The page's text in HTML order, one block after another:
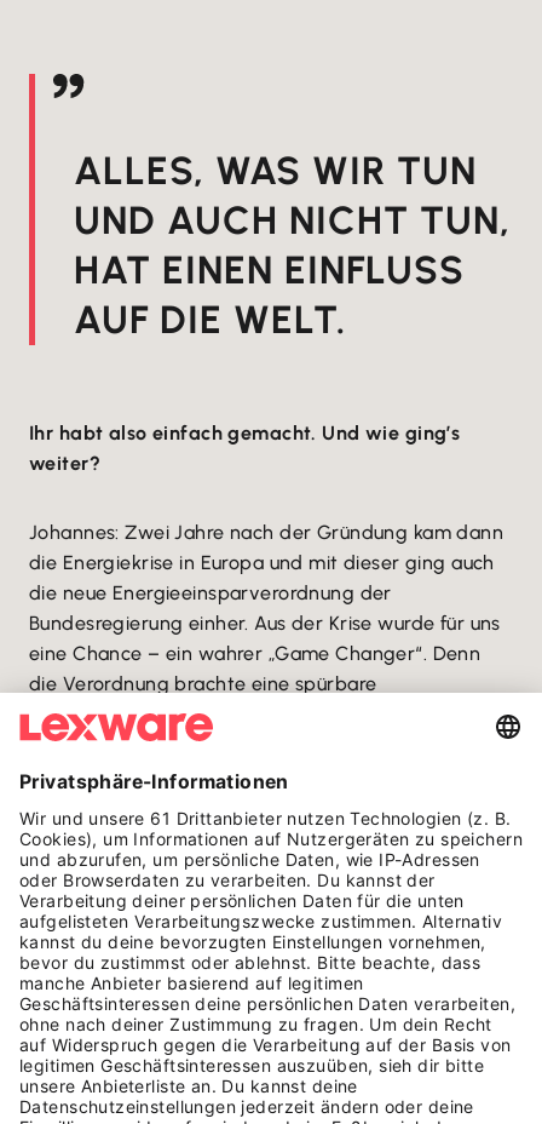
ALLES, WAS WIR TUN
UND AUCH NICHT TUN,
HAT EINEN EINFLUSS
AUF DIE WELT.
Ihr habt also einfach gemacht. Und wie ging’s
weiter?
Johannes: Zwei Jahre nach der Gründung kam dann
die Energiekrise in Europa und mit dieser ging auch
die neue Energieeinsparverordnung der
Bundesregierung einher. Aus der Krise wurde für uns
eine Chance – ein wahrer „Game Changer“. Denn
die Verordnung brachte eine spürbare
Mehrbelastung für die Lichtwerberbranche und den
Handel. Harte Zeiten also für unsere Kundschaft und
unser eigenes Familienunternehmen.
Auf einmal mussten innerhalb kürzester Zeit fast alle
beleuchteten Anlagen ausgeschaltet werden oder
durften zeitweise nur noch von 16 bis 22 Uhr laufen.
Dadurch waren in manchen Teilen Deutschlands
manuelle Zeitschaltuhren temporär ausverkauft und
Hunderte Service-Techniker:innen mussten
losfahren, um an den Lichtanlagen händisch die
Zeiten einzustellen. Eine enorme Belastung für den
CO2-Austausch und das Portemonnaie.